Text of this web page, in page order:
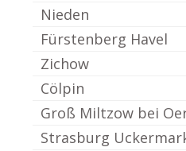
Nieden
Fürstenberg Havel
Zichow
Cölpin
Groß Miltzow bei
Strasburg